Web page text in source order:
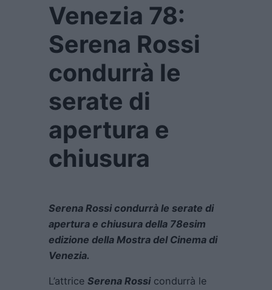
Venezia 78:
Serena Rossi
condurrà le
serate di
apertura e
chiusura
Serena Rossi condurrà le serate di
apertura e chiusura della 78esim
edizione della Mostra del Cinema di
Venezia.
L’attrice Serena Rossicondurrà le